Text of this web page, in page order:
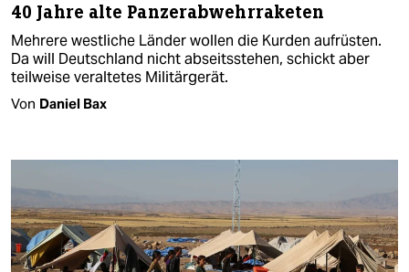
40 Jahre alte Panzerabwehrraketen
Mehrere westliche Länder wollen die Kurden aufrüsten.
Da will Deutschland nicht abseitsstehen, schickt aber
teilweise veraltetes Militärgerät.
Von Daniel Bax